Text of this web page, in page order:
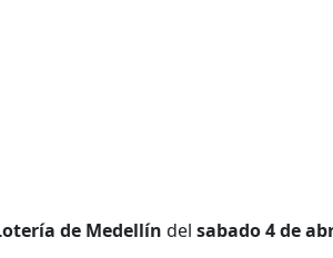
de Medellín del sabado 4 de